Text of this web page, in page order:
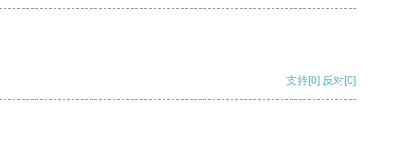
支持[0] 反对[0]